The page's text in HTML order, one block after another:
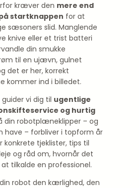
kræver den mere end
startknappen for at
sæsoners slid. Manglende
knive eller et trist batteri
din smukke
til en ujævn, gulnet
det er her, korrekt
kommer ind i billedet.
vi dig til ugentlige
og hurtig
din robotplæneklipper – og
have – forbliver i topform år
konkrete tjeklister, tips til
og råd om, hvornår det
tilkalde en professionel.
robot den kærlighed, den